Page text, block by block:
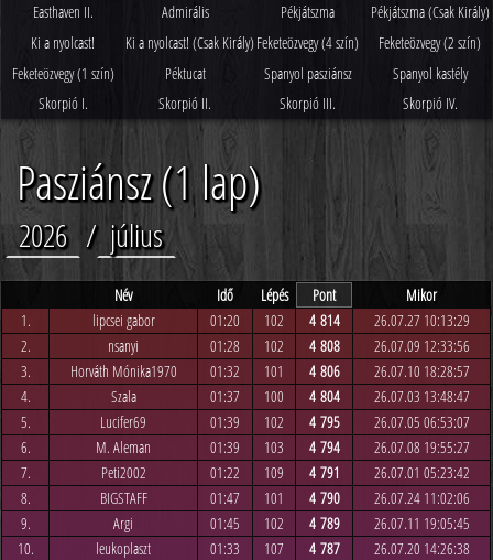
Easthaven II.
Admirális Pékjátszma
Pékjátszma (Csak Király)
Ki a nyolcast!
Ki a nyolcast! (Csak Király)Feketeözvegy (4 szín)
Feketeözvegy (2 szín)
Feketeözvegy (1 szín)
Péktucat Spanyol pasziánsz
Spanyol kastély
Skorpió I.
Skorpió II. Skorpió III. Skorpió IV.
Pasziánsz (1 lap)
2026 / július
Név Idő Lépés Pont
Mikor
1.
lipcsei gabor 01:20 102 4 814
26.07.27 10:13:29
2.
nsanyi 01:28 102 4 808
26.07.09 12:33:56
3.
Horváth Mónika1970 01:32 101 4 806
26.07.10 18:28:57
4.
Szala 01:37 100 4 804
26.07.03 13:48:47
5.
Lucifer69 01:39 102 4 795
26.07.05 06:53:07
6.
M. Aleman 01:39 103 4 794
26.07.08 19:55:27
7.
Peti2002 01:22 109 4 791
26.07.01 05:23:42
8.
BIGSTAFF 01:47 101 4 790
26.07.24 11:02:06
9.
Argi 01:45 102 4 789
26.07.11 19:05:45
10.
leukoplaszt 01:33 107 4 787
26.07.20 14:26:38